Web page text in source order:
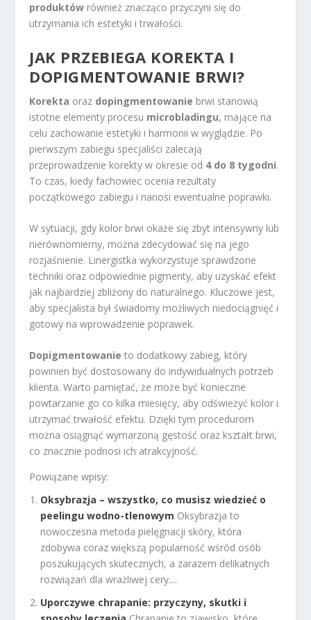
produktów również znacząco przyczyni się do
utrzymania ich estetyki i trwałości.
JAK PRZEBIEGA KOREKTA I
DOPIGMENTOWANIE BRWI?
Korekta oraz dopingmentowanie brwi stanowią
istotne elementy procesu microbladingu, mające na
celu zachowanie estetyki i harmonii w wyglądzie. Po
pierwszym zabiegu specjaliści zalecają
przeprowadzenie korekty w okresie od 4 do 8 tygodni.
To czas, kiedy fachowiec ocenia rezultaty
początkowego zabiegu i nanosi ewentualne poprawki.
W sytuacji, gdy kolor brwi okaże się zbyt intensywny lub
nierównomierny, można zdecydować się na jego
rozjaśnienie. Linergistka wykorzystuje sprawdzone
techniki oraz odpowiednie pigmenty, aby uzyskać efekt
jak najbardziej zbliżony do naturalnego. Kluczowe jest,
aby specjalista był świadomy możliwych niedociągnięć i
gotowy na wprowadzenie poprawek.
Dopigmentowanie to dodatkowy zabieg, który
powinien być dostosowany do indywidualnych potrzeb
klienta. Warto pamiętać, że może być konieczne
powtarzanie go co kilka miesięcy, aby odświeżyć kolor i
utrzymać trwałość efektu. Dzięki tym procedurom
można osiągnąć wymarzoną gęstość oraz kształt brwi,
co znacznie podnosi ich atrakcyjność.
Powiązane wpisy:
Oksybrazja – wszystko, co musisz wiedzieć o
peelingu wodno-tlenowym Oksybrazja to
nowoczesna metoda pielęgnacji skóry, która
zdobywa coraz większą popularność wśród osób
poszukujących skutecznych, a zarazem delikatnych
rozwiązań dla wrażliwej cery....
Uporczywe chrapanie: przyczyny, skutki i